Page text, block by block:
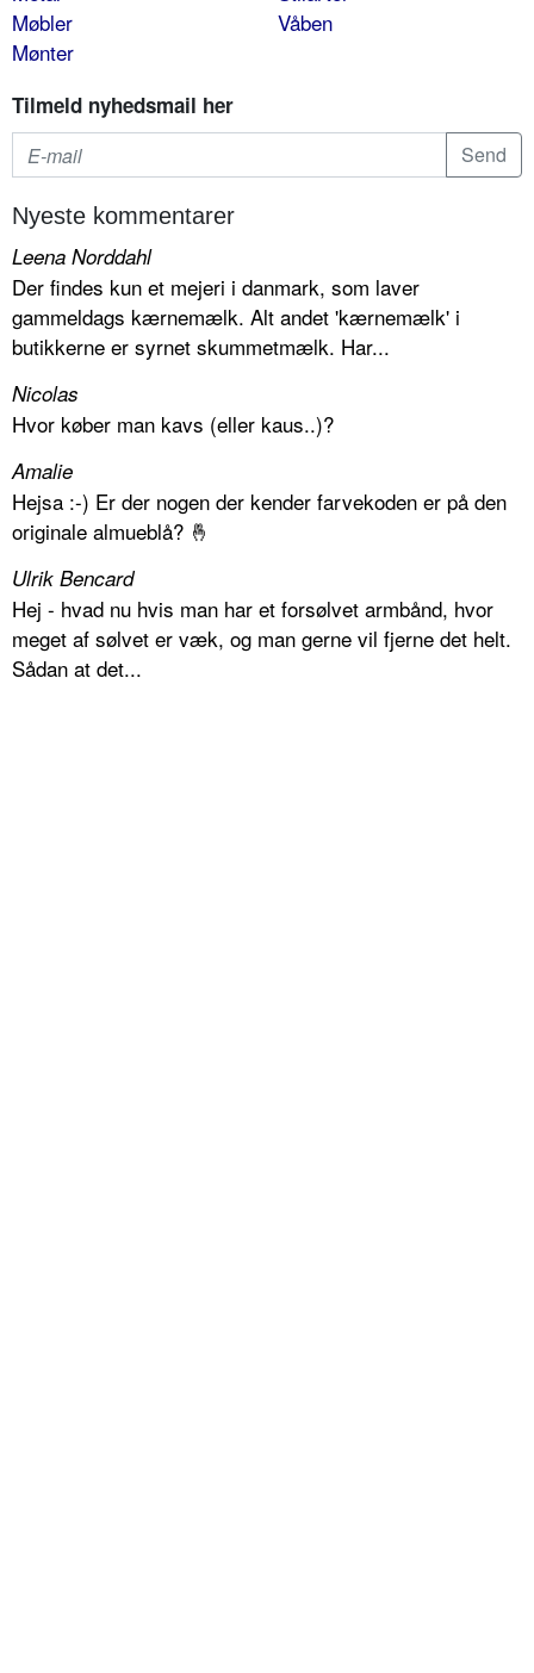
Møbler
Mønter
Våben
Tilmeld nyhedsmail her
Nyeste kommentarer
Leena Norddahl
Der findes kun et mejeri i danmark, som laver
gammeldags kærnemælk. Alt andet 'kærnemælk' i
butikkerne er syrnet skummetmælk. Har...
Nicolas
Hvor køber man kavs (eller kaus..)?
Amalie
Hejsa :-) Er der nogen der kender farvekoden er på den
originale almueblå? 🤞
Ulrik Bencard
Hej - hvad nu hvis man har et forsølvet armbånd, hvor
meget af sølvet er væk, og man gerne vil fjerne det helt.
Sådan at det...